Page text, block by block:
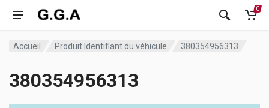
0
Accueil Produit Identifiant du véhicule 380354956313
380354956313